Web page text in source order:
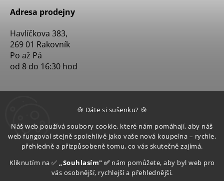
🍪 Dáte si sušenku? 🍪
Náš web používá soubory cookie, které nám pomáhají, aby náš
web fungoval stejně spolehlivě jako vaše nová koupelna – rychle,
přehledně a přizpůsobeně tomu, co vás skutečně zajímá.
Kliknutím na ✅ „Souhlasím" ✅ nám pomůžete, aby byl web pro
vás osobnější, rychlejší a přehlednější.
Adresa prodejny
Havlíčkova 383,
269 01 Rakovník
Po až Pá
od 8 do 16:30 hod